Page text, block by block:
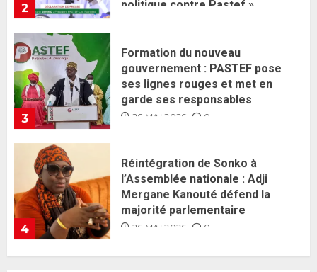
3 26 MAI 2026 0
4
Réintégration de Sonko à
l’Assemblée nationale : Adji
Mergane Kanouté défend la
majorité parlementaire
26 MAI 2026 0
5
Guy Marius Sagna inquiet après la
nomination d’Al Aminou Lo : «
J’espère me tromper »
26 MAI 2026